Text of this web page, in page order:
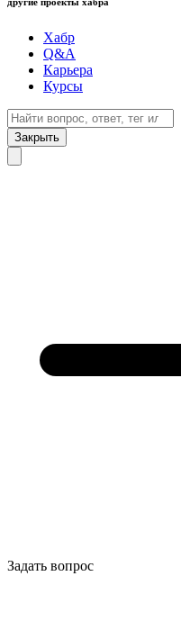
Хабр
Q&A
Карьера
Курсы
Закрыть
Задать вопрос